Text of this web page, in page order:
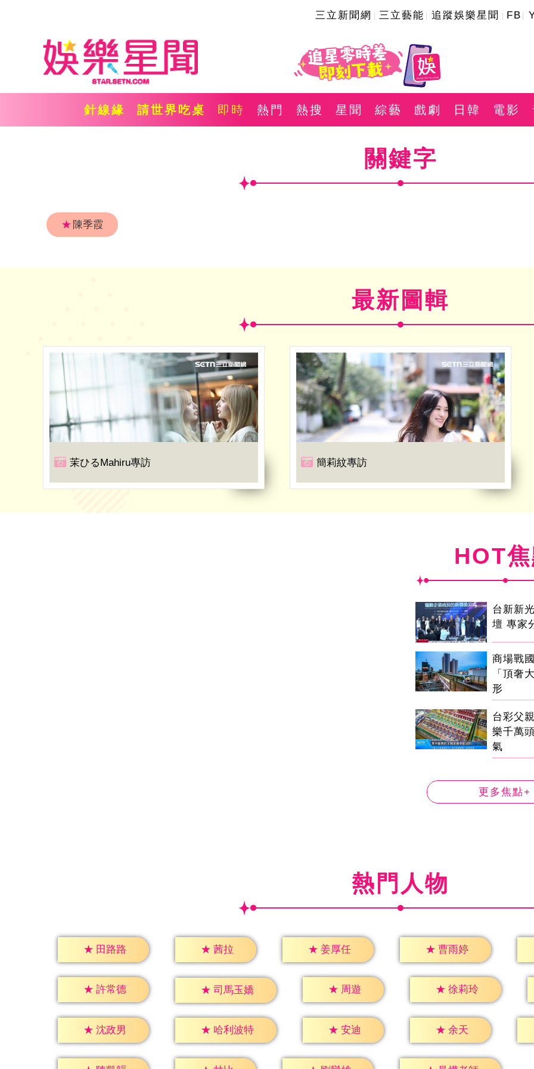
三立新聞網 三立藝能 追蹤娛樂星聞 FB
針線緣 請世界吃桌 即時 熱門 熱搜 星聞 綜藝 戲劇 日韓 電影
關鍵字
★ 陳季霞
最新圖輯
茉ひるMahiru專訪 簡莉紋專訪
HOT
台新新
壇 專家
商場戰
「頂奢
形
台彩父
樂千萬
氣
更多焦點+
熱門人物
★ 田路路 ★ 茜拉 ★ 姜厚任 ★ 曹雨婷
★ 許常德 ★ 司馬玉嬌 ★ 周遊 ★ 徐莉玲
★ 沈政男 ★ 哈利波特 ★ 安迪 ★ 余天